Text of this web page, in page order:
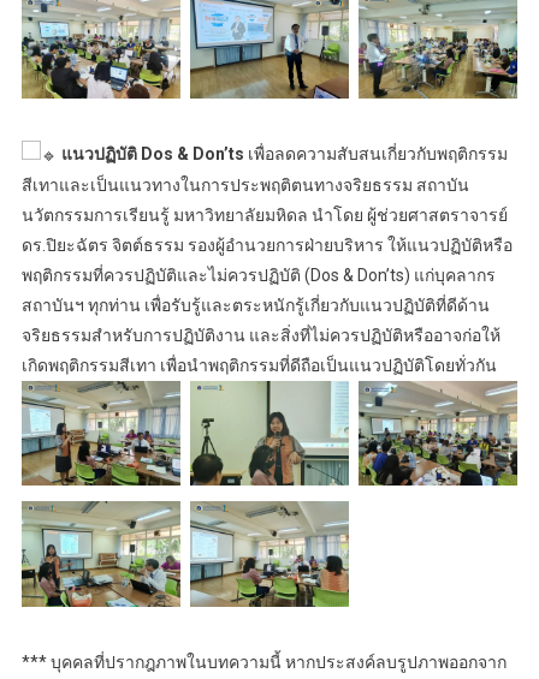
แนวปฏิบัติ Dos & Don’ts เพื่อลดความสับสนเกี่ยวกับพฤติกรรม
สีเทาและเป็นแนวทางในการประพฤติตนทางจริยธรรม สถาบัน
นวัตกรรมการเรียนรู้ มหาวิทยาลัยมหิดล นำโดย ผู้ช่วยศาสตราจารย์
ดร.ปิยะฉัตร จิตต์ธรรม รองผู้อำนวยการฝ่ายบริหาร ให้แนวปฏิบัติหรือ
พฤติกรรมที่ควรปฏิบัติและไม่ควรปฏิบัติ (Dos & Don’ts) แก่บุคลากร
สถาบันฯ ทุกท่าน เพื่อรับรู้และตระหนักรู้เกี่ยวกับแนวปฏิบัติที่ดีด้าน
จริยธรรมสำหรับการปฏิบัติงาน และสิ่งที่ไม่ควรปฏิบัติหรืออาจก่อให้
เกิดพฤติกรรมสีเทา เพื่อนำพฤติกรรมที่ดีถือเป็นแนวปฏิบัติโดยทั่วกัน
*** บุคคลที่ปรากฎภาพในบทความนี้ หากประสงค์ลบรูปภาพออกจาก